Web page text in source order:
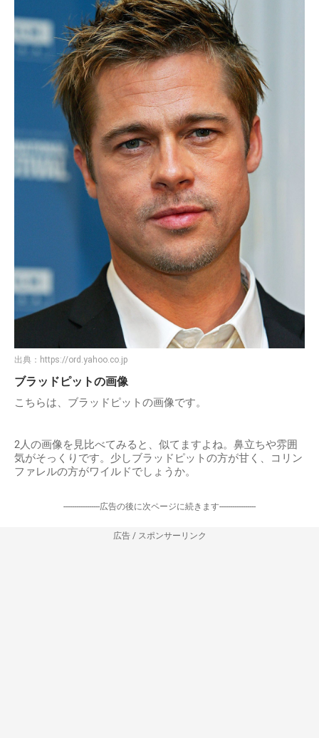
出典： https://ord.yahoo.co.jp
ブラッドピットの画像
こちらは、ブラッドピットの画像です。
2人の画像を見比べてみると、似てますよね。鼻立ちや雰囲
気がそっくりです。少しブラッドピットの方が甘く、コリン
ファレルの方がワイルドでしょうか。
-----------------広告の後に次ページに続きます-----------------
広告 / スポンサーリンク